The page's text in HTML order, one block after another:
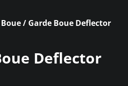
/ Garde Boue Deflector
Deflector